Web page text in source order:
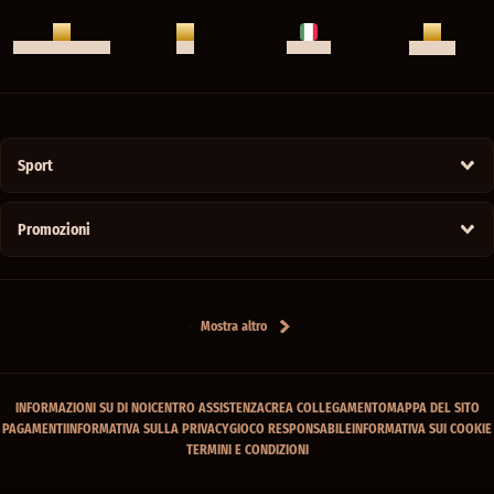
Sport
Promozioni
Mostra altro
INFORMAZIONI SU DI NOI CENTRO ASSISTENZACREA COLLEGAMENTOMAPPA DEL SITO
PAGAMENTI INFORMATIVA SULLA PRIVACYGIOCO RESPONSABILE INFORMATIVA SUI COOKIE
TERMINI E CONDIZIONI